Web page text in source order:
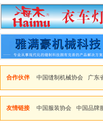
合作伙伴 中国缝制机械协会 广东
友情链接 中国服装协会 中国品牌